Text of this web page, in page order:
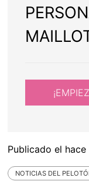
Publicado el hace
NOTICIAS DEL